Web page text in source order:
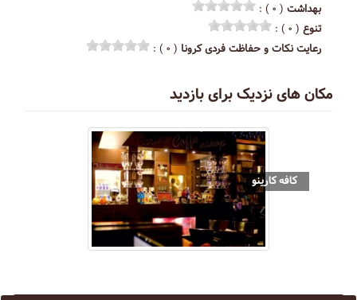
بهداشت ( ۰ ) :
تنوع ( ۰ ) :
رعایت نکات و حفاظت فردی کرونا ( ۰ ) :
مکان های نزدیک برای بازدید
کافه کارینو